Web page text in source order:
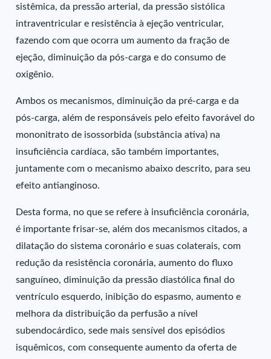
sistêmica, da pressão arterial, da pressão sistólica
intraventricular e resistência à ejeção ventricular,
fazendo com que ocorra um aumento da fração de
ejeção, diminuição da pós-carga e do consumo de
oxigênio.
Ambos os mecanismos, diminuição da pré-carga e da
pós-carga, além de responsáveis pelo efeito favorável do
mononitrato de isossorbida (substância ativa) na
insuficiência cardíaca, são também importantes,
juntamente com o mecanismo abaixo descrito, para seu
efeito antianginoso.
Desta forma, no que se refere à insuficiência coronária,
é importante frisar-se, além dos mecanismos citados, a
dilatação do sistema coronário e suas colaterais, com
redução da resistência coronária, aumento do fluxo
sanguíneo, diminuição da pressão diastólica final do
ventrículo esquerdo, inibição do espasmo, aumento e
melhora da distribuição da perfusão a nível
subendocárdico, sede mais sensível dos episódios
isquêmicos, com consequente aumento da oferta de